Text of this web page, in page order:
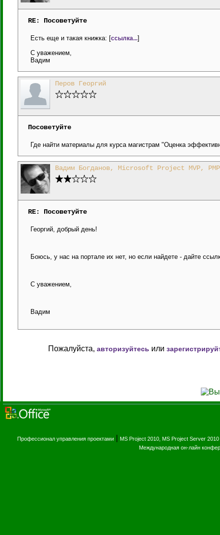
RE: Посоветуйте
Есть еще и такая книжка: [ссылка...]
С уважением,
Вадим
Перов Георгий
Посоветуйте
Где найти материалы для курса магистрам "Оценка
Вадим Богданов, Microsoft Project MVP,
RE: Посоветуйте
Георгий, добрый день!
Боюсь, у нас на портале их нет, но если найдете - дайте
С уважением,
Вадим
Пожалуйста, авторизуйтесь или
Профессионал управления проектами MS Project 2010, MS Project Server 2010
Международная он-лайн